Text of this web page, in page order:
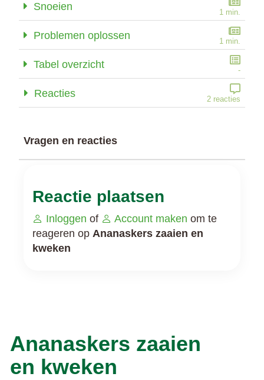
Snoeien 1 min.
Problemen oplossen 1 min.
Tabel overzicht -
Reacties 2 reacties
Vragen en reacties
Reactie plaatsen
Inloggen of Account maken om te
reageren op Ananaskers zaaien en
kweken
Ananaskers zaaien
en kweken